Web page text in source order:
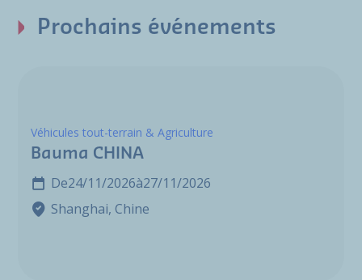
Prochains événements
Véhicules tout-terrain & Agriculture
Bauma CHINA
De24/11/2026à27/11/2026
Shanghai, Chine